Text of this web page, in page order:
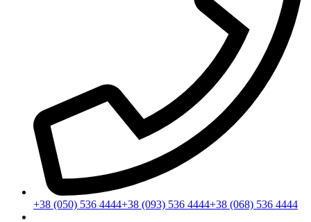
+38 (050) 536 4444+38 (093) 536 4444+38 (068) 536 4444